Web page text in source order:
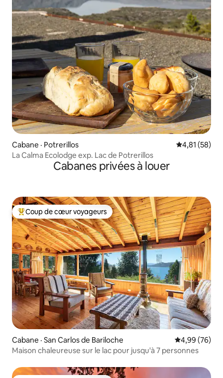
Cabane · Potrerillos Note
4,81 (58)
La Calma Ecolodge exp. Lac de Potrerillos
Cabanes privées à louer
Coup de cœur voyageurs parmi les plus aimés
Coup de cœur voyageurs
Cabane · San Carlos de Bariloche Note
4,99 (76)
Maison chaleureuse sur le lac pour jusqu'à 7 personnes